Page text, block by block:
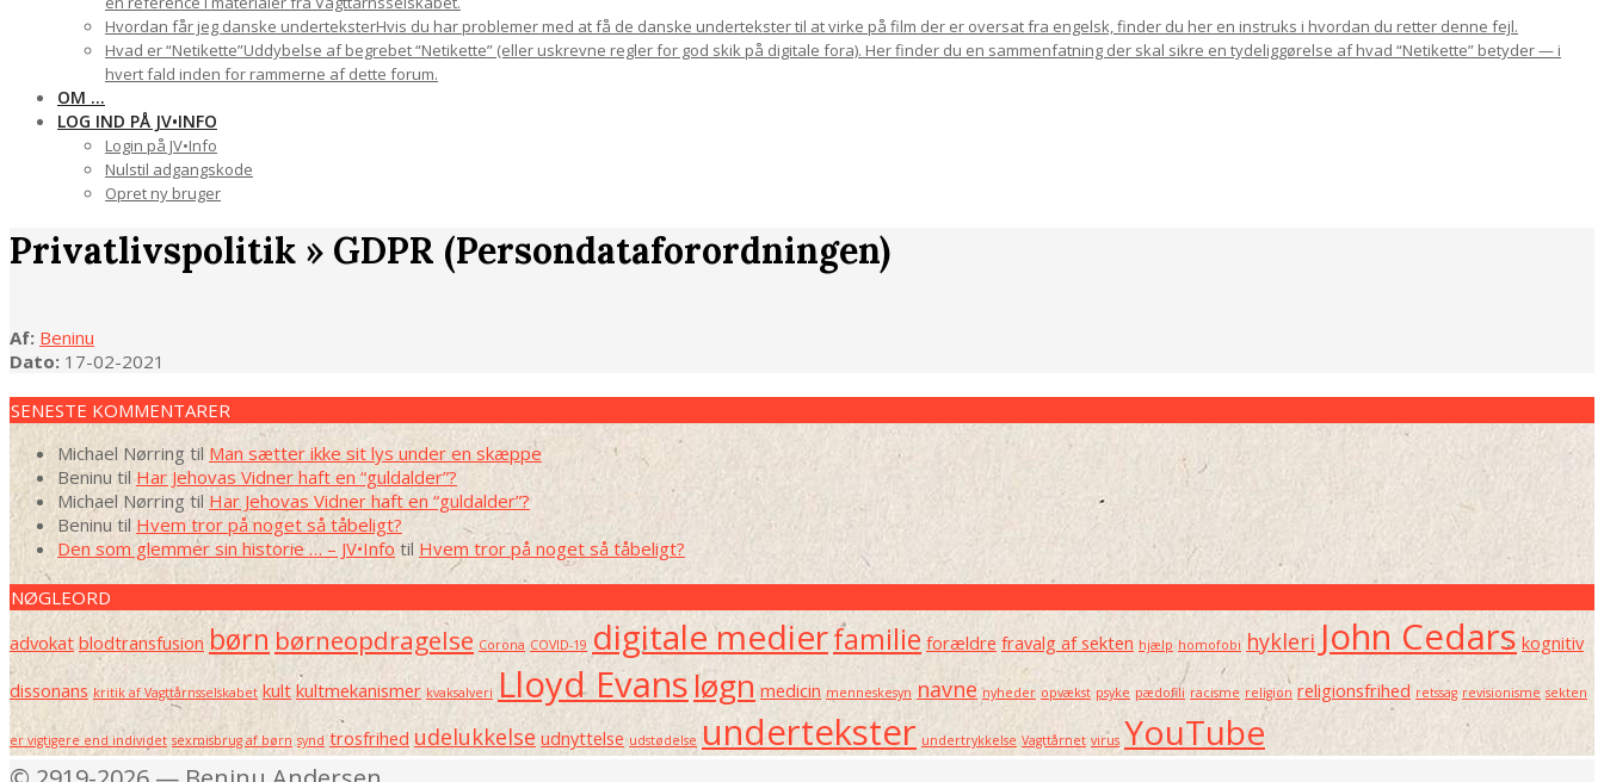
Hvordan får jeg danske underteksterHvis du har problemer med at få de danske undertekster til at virke på film der er oversat fra engelsk, finder du her en instruks i hvordan du retter denne fejl.
Hvad er “Netikette”Uddybelse af begrebet “Netikette” (eller uskrevne regler for god skik på digitale fora). Her finder du en sammenfatning der skal sikre en tydeliggørelse af hvad “Netikette” betyder — i
hvert fald inden for rammerne af dette forum.
OM …
LOG IND PÅ JV•INFO
Login på JV•Info
Nulstil adgangskode
Opret ny bruger
Privatlivspolitik » GDPR (Persondataforordningen)
Af: Beninu
Dato: 17-02-2021
02-
SENESTE KOMMENTARER
Michael Nørring til Man sætter ikke sit lys under en skæppe
Beninu til Har Jehovas Vidner haft en “guldalder”?
Michael Nørring til Har Jehovas Vidner haft en “guldalder”?
Beninu til Hvem tror på noget så tåbeligt?
Den som glemmer sin historie … – JV•Info til Hvem tror på noget så tåbeligt?
NØGLEORD
advokat blodtransfusion børn børneopdragelse Corona COVID-19 digitale medierfamilie forældre fravalg af sekten hjælp homofobi hykleri John Cedars kognitiv
dissonans kritik af Vagttårnsselskabet kult kultmekanismer kvaksalveri Lloyd Evansløgn medicin menneskesyn navne nyheder opvækst psyke pædofili racisme religion religionsfrihed retssag revisionisme sekten
er vigtigere end individet sexmisbrug af børn synd trosfrihed udelukkelse udnyttelse udstødelse undertekster undertrykkelse Vagttårnet virus YouTube